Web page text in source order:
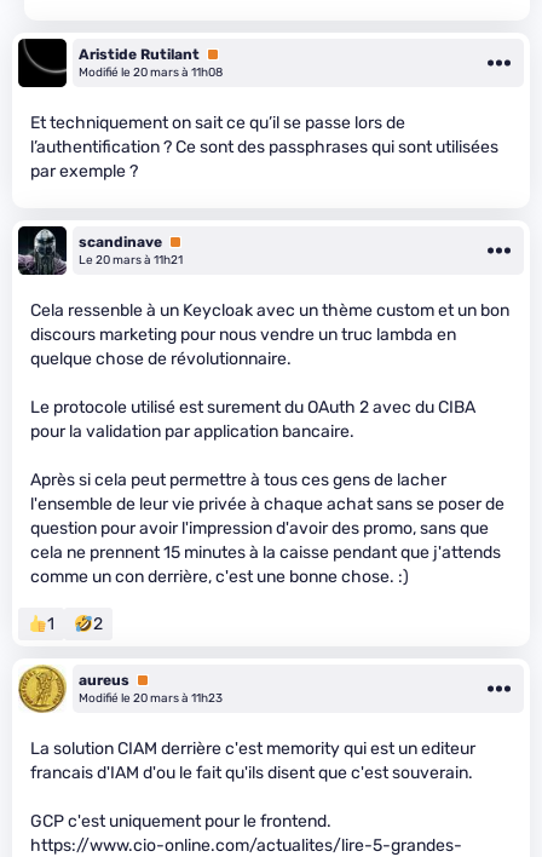
Aristide Rutilant Premium
Modifié le 20 mars à 11h08
Et techniquement on sait ce qu’il se passe lors de
l’authentification ? Ce sont des passphrases qui sont utilisées
par exemple ?
scandinave Premium
Le 20 mars à 11h21
Cela ressenble à un Keycloak avec un thème custom et un bon
discours marketing pour nous vendre un truc lambda en
quelque chose de révolutionnaire.
Le protocole utilisé est surement du OAuth 2 avec du CIBA
pour la validation par application bancaire.
Après si cela peut permettre à tous ces gens de lacher
l'ensemble de leur vie privée à chaque achat sans se poser de
question pour avoir l'impression d'avoir des promo, sans que
cela ne prennent 15 minutes à la caisse pendant que j'attends
comme un con derrière, c'est une bonne chose. :)
1 2
aureus Premium
Modifié le 20 mars à 11h23
La solution CIAM derrière c'est memority qui est un editeur
francais d'IAM d'ou le fait qu'ils disent que c'est souverain.
GCP c'est uniquement pour le frontend.
https://www.cio-online.com/actualites/lire-5-grandes-